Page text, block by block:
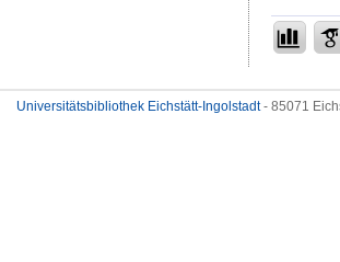
Universitätsbibliothek Eichstätt-Ingolstadt- 85071